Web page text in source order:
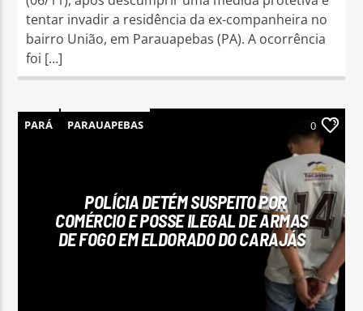
tentar invadir a residência da ex-companheira no
bairro União, em Parauapebas (PA). A ocorrência
foi […]
PARÁ PARAUAPEBAS 0
POLÍCIA DETÉM SUSPEITO POR
COMÉRCIO E POSSE ILEGAL DE ARMAS
DE FOGO EM ELDORADO DO CARAJÁS